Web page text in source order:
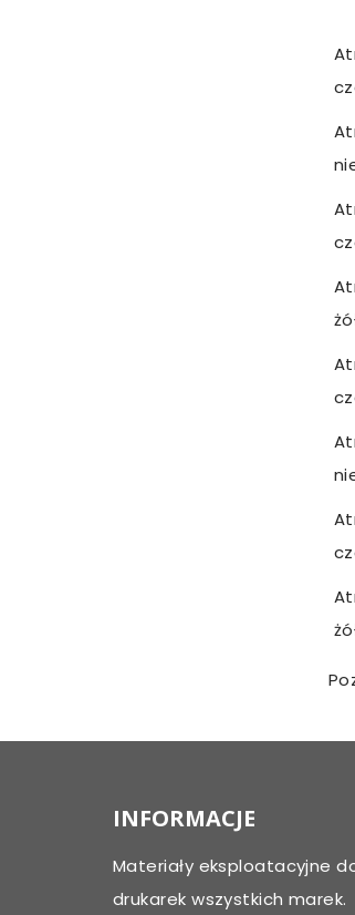
INFORMACJE
Materiały eksploatacyjne
drukarek wszystkich marek.